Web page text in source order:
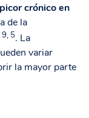
picor crónico en
de la
9, 5. La
variar
la mayor parte